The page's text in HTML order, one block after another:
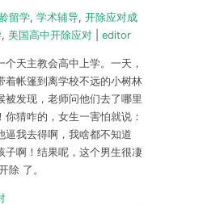
留学, 学术辅导, 开除应对成
, 美国高中开除应对 editor
个天主教会高中上学。一天，
着帐篷到离学校不远的小树林
被发现，老师问他们去了哪里
你猜咋的，女生一害怕就说：
逼我去得啊，我啥都不知道
子啊！结果呢，这个男生很凄
除 了。